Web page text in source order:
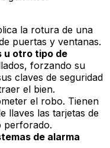
la rotura de una
puertas y ventanas.
u otro tipo de
forzando su
claves de seguridad
el bien.
el robo. Tienen
llaves las tarjetas de
perforado.
de alarma